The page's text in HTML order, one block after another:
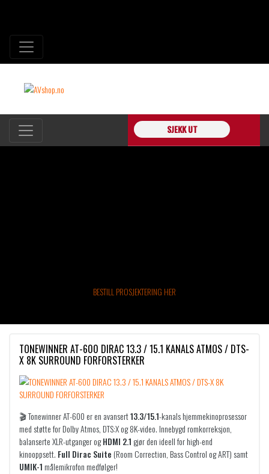
SJEKK UT
BESTILL PROSJEKTERING HER
TONEWINNER AT-600 DIRAC 13.3 / 15.1 KANALS ATMOS / DTS-
X 8K SURROUND FORFORSTERKER
🎬 Tonewinner AT-600 er en avansert13.3/15.1-kanals hjemmekinoprosessor
med støtte for Dolby Atmos, DTS:X og 8K-video. Innebygd romkorreksjon,
balanserte XLR-utganger ogHDMI 2.1 gjør den ideell for high-end
kinooppsett. Full Dirac Suite (Room Correction, Bass Control og ART) samt
UMIK-1 målemikrofon medfølger!